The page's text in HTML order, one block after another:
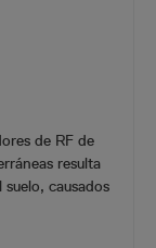
de RF de
resulta
causados